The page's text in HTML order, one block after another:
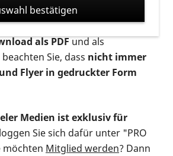
angeboten: zur
als gedruckte Variante
als PDFund als
Sie, dass nicht immer
Flyer in gedruckter Form
Medien ist exklusiv für
Sie sich dafür unter "PRO
möchten Mitglied werden? Dann
bestätigen